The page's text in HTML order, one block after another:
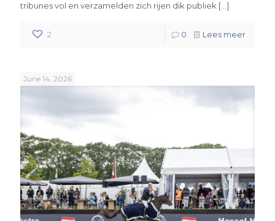
tribunes vol en verzamelden zich rijen dik publiek […]
2 0 Lees meer
June 14, 2026